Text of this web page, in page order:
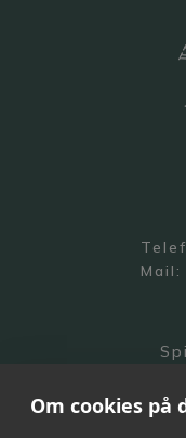
Mail:
Om cookies på